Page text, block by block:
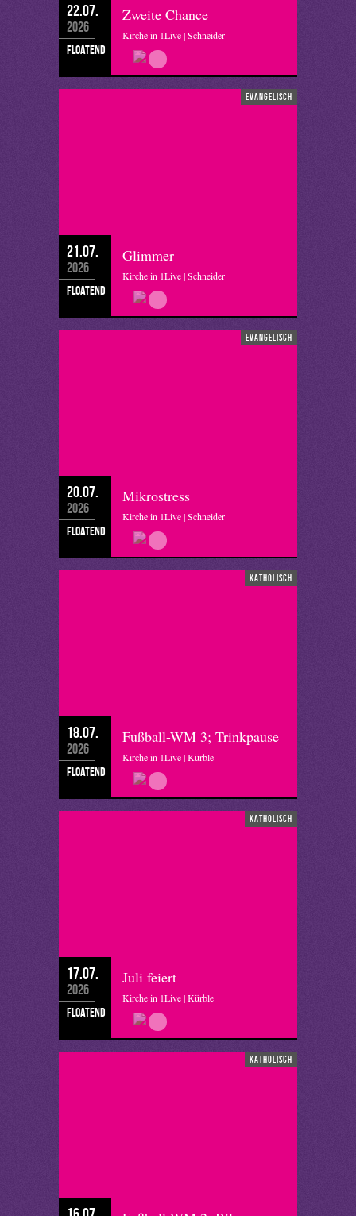
22.07.
2026
floatend
Zweite Chance
Kirche in 1Live | Schneider
evangelisch
21.07.
2026
floatend
Glimmer
Kirche in 1Live | Schneider
evangelisch
20.07.
2026
floatend
Mikrostress
Kirche in 1Live | Schneider
katholisch
18.07.
2026
floatend
Fußball-WM 3; Trinkpause
Kirche in 1Live | Kürble
katholisch
17.07.
2026
floatend
Juli feiert
Kirche in 1Live | Kürble
katholisch